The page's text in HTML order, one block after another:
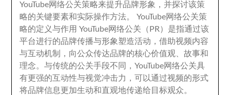
YouTube网络公关策略来提升品牌形象 ， 并探讨该策
略的关键要素和实际操作方法。YouTube网络公关策
略的定义与作用 YouTube网络公关（PR）是指通过该
平台进行的品牌传播与形象塑造活动 ，借助视频内容
与互动机制
， 向公众传达品牌的核心价值观 、故事和
理念。与传统的公关手段不同 ，YouTube网络公关具
有更强的互动性与视觉冲击力 ， 可以通过视频的形式
将品牌信息更加生动和直观地传递给目标观众。